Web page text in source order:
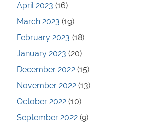
April 2023 (16)
March 2023 (19)
February 2023 (18)
January 2023 (20)
December 2022 (15)
November 2022 (13)
October 2022 (10)
September 2022 (9)